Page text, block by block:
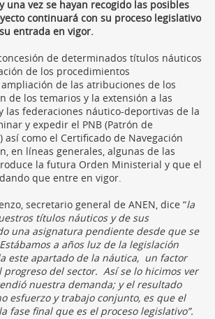
una vez se hayan recogido las posibles
continuará con su proceso legislativo
entrada en vigor.
de determinados títulos náuticos
de los procedimientos
de las atribuciones de los
de los temarios y la extensión a las
las federaciones náutico-deportivas de la
y expedir el PNB (Patrón de
así como el Certificado de Navegación
en líneas generales, algunas de las
la futura Orden Ministerial y que el
que entre en vigor.
secretario general de ANEN, dice “la
títulos náuticos y de sus
una asignatura pendiente desde que se
a años luz de la legislación
este apartado de la náutica, un factor
del sector. Así se lo hicimos ver
nuestra demanda; y el resultado
esfuerzo y trabajo conjunto, es que el
fase final que es el proceso legislativo”.